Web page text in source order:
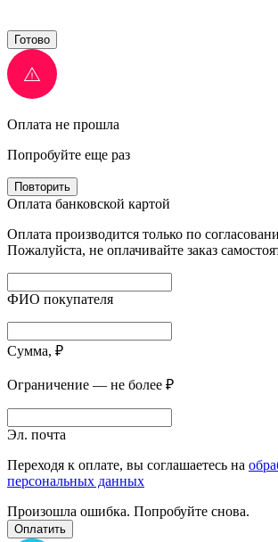
Готово
Оплата не прошла
Попробуйте еще раз
Повторить
Оплата банковской картой
Оплата производится только по
Пожалуйста, не оплачивайте заказ
ФИО покупателя
Сумма, ₽
Ограничение — не более ₽
Эл. почта
Переходя к оплате, вы соглашаетесь на
персональных данных
Произошла ошибка. Попробуйте снова.
Оплатить